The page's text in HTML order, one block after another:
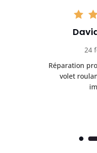
24
Réparation
volet